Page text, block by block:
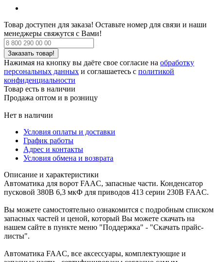
Товар доступен для заказа! Оставьте номер для связи и наши
менеджеры свяжутся с Вами!
Нажимая на кнопку вы даёте свое согласие на обработку
персональных данных и соглашаетесь с политикой
конфиденциальности
Товар есть в наличии
Продажа оптом и в розницу
Нет в наличии
Условия оплаты и доставки
График работы
Адрес и контакты
Условия обмена и возврата
Описание и характеристики
Автоматика для ворот FAAC, запасные части. Конденсатор
пусковой 380В 6,3 мкФ для приводов 413 серии 230В FAAC.
Вы можете самостоятельно ознакомится с подробным списком
запасных частей и ценой, который Вы можете скачать на
нашем сайте в пункте меню "Поддержка" - "Скачать прайс-
листы".
Автоматика FAAC, все аксессуары, комплектующие и